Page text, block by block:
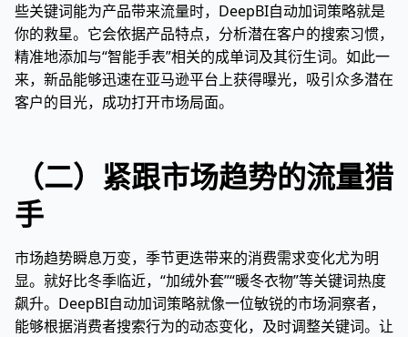
些关键词能为产品带来流量时，DeepBI自动加词策略就是
你的救星。它会依据产品特点，分析潜在客户的搜索习惯，
精准地添加与“智能手表”相关的成单词及其衍生词。如此一
来，新品能够迅速在亚马逊平台上获得曝光，吸引众多潜在
客户的目光，成功打开市场局面。
（二）紧跟市场趋势的流量猎
手
市场趋势瞬息万变，季节更迭带来的消费需求变化尤为明
显。就好比冬季临近，“加绒外套”“暖冬衣物”等关键词热度
飙升。DeepBI自动加词策略就像一位敏锐的市场洞察者，
能够根据消费者搜索行为的动态变化，及时调整关键词。让